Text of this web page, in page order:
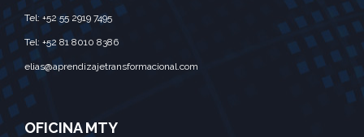
Tel: +52 55 2919 7495‎
Tel: +52 81 8010 8386
elias@aprendizajetransformacional.com
OFICINA MTY